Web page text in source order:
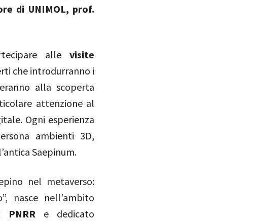
di UNIMOL, prof.
alle visite
che introdurranno i
alla scoperta
attenzione al
Ogni esperienza
ambienti 3D,
Saepinum.
nel metaverso:
nasce nell’ambito
PNRRe dedicato